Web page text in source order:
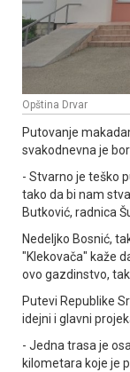
Opština Drvar
Putovanje
svakodnevna je
- Stvarno je teško
tako da bi nam
Butković, radnica
Nedeljko Bosnić,
"Klekovača" kaže
ovo gazdinstvo,
Putevi Republike
idejni i glavni
- Јedna trasa je
kilometara koje je